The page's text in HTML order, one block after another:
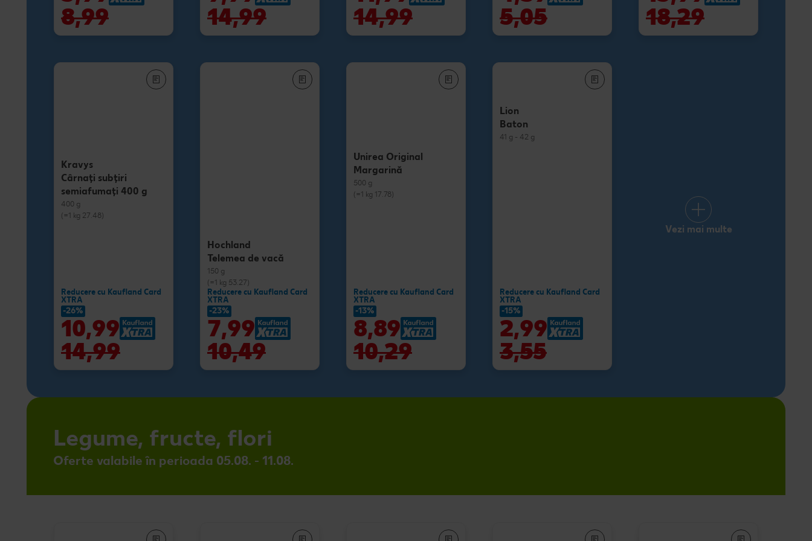
8,99
14,99
14,99
5,05
18,29
Kravys
Cârnați subțiri
semiafumați 400 g
400 g
(=1 kg 27.48)
Reducere cu Kaufland Card
XTRA
-26%
10,99
14,99
Hochland
Telemea de vacă
150 g
(=1 kg 53.27)
Reducere cu Kaufland Card
XTRA
-23%
7,99
10,49
Unirea Original
Margarină
500 g
(=1 kg 17.78)
Reducere cu Kaufland Card
XTRA
-13%
8,89
10,29
Lion
Baton
41 g - 42 g
Reducere cu Kaufland Card
XTRA
-15%
2,99
3,55
Vezi mai multe
Legume, fructe, flori
Oferte valabile în perioada 05.08. - 11.08.